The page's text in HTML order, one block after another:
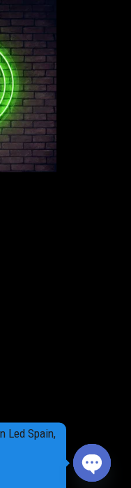
Led Spain,
Open